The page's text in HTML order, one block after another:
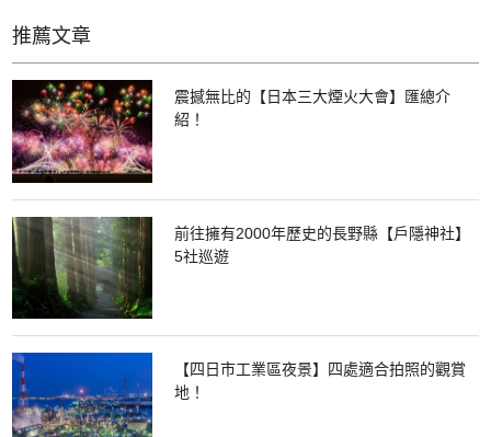
推薦文章
震撼無比的【日本三大煙火大會】匯總介
紹！
前往擁有2000年歷史的長野縣【戶隱神社】
5社巡遊
【四日市工業區夜景】四處適合拍照的觀賞
地！